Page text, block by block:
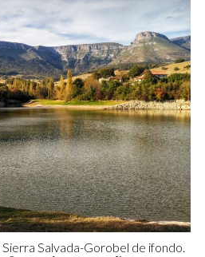
Salvada-Gorobel de ifondo.